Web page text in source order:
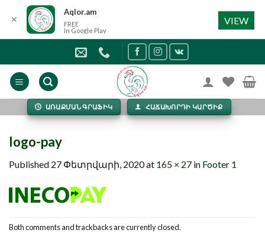
content
ԱՌԱՔՄԱՆ ԳՐԱՖԻԿ ՀԱՃԱԽՈՐԴԻ ԿԱՐԾԻՔ
logo-pay
Published 27 Փետրվարի, 2020at 165 × 27 in Footer 1
Both comments and trackbacks are currently closed.
✕
Aqlor.am
FREE
In Google Play
VIEW